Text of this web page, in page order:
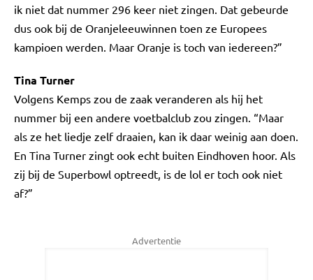
ik niet dat nummer 296 keer niet zingen. Dat gebeurde
dus ook bij de Oranjeleeuwinnen toen ze Europees
kampioen werden. Maar Oranje is toch van iedereen?”
Tina Turner
Volgens Kemps zou de zaak veranderen als hij het
nummer bij een andere voetbalclub zou zingen. “Maar
als ze het liedje zelf draaien, kan ik daar weinig aan doen.
En Tina Turner zingt ook echt buiten Eindhoven hoor. Als
zij bij de Superbowl optreedt, is de lol er toch ook niet
af?”
Advertentie